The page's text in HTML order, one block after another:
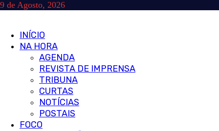
Skip
9 de Agosto, 2026
Primary
Menu
INÍCIO
NA HORA
AGENDA
REVISTA DE IMPRENSA
TRIBUNA
CURTAS
NOTÍCIAS
POSTAIS
FOCO